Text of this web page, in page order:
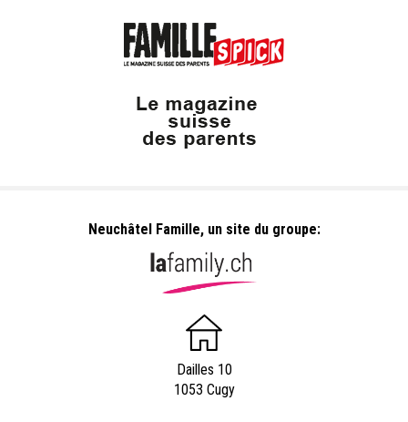
Neuchâtel Famille, un site du groupe:
Dailles 10
1053 Cugy